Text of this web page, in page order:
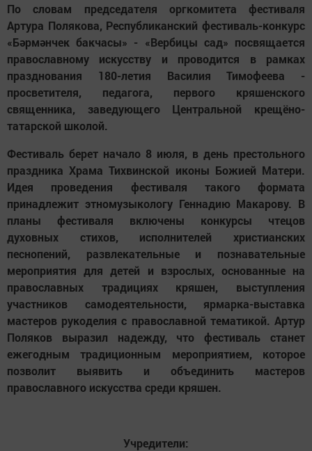
По словам председателя оргкомитета фестиваля
Артура Полякова, Республиканский фестиваль-конкурс
«Бәрмәнчек бакчасы» - «Вербицы сад» посвящается
православному искусству и проводится в рамках
празднования 180-летия Василия Тимофеева -
просветителя, педагога, первого кряшенского
священника, заведующего Центральной крещёно-
татарской школой.
Фестиваль берет начало 8 июля, в день престольного
праздника Храма Тихвинской иконы Божией Матери.
Идея проведения фестиваля такого формата
принадлежит этномузыкологу Геннадию Макарову. В
планы фестиваля включены конкурсы чтецов
духовных стихов, исполнителей христианских
песнопений, развлекательные и познавательные
мероприятия для детей и взрослых, основанные на
православных традициях кряшен, выступления
участников самодеятельности, ярмарка-выставка
мастеров рукоделия с православной тематикой. Артур
Поляков выразил надежду, что фестиваль станет
ежегодным традиционным мероприятием, которое
позволит выявить и объединить мастеров
православного искусства среди кряшен.
Учредители: